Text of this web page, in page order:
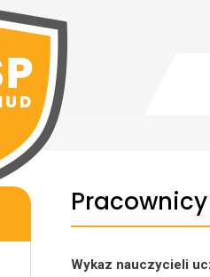
Pracownicy
Wykaz nauczycieli